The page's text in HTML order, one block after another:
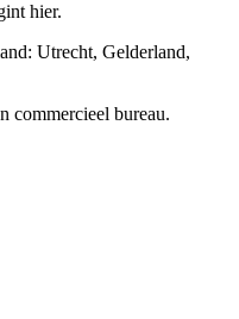
hier.
Utrecht, Gelderland,
commercieel bureau.